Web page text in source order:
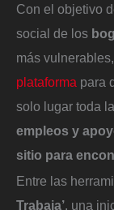
Con el objetivo
social de los
más vulnerables,
plataforma para
solo lugar toda
empleos y
sitio para
Entre las
Trabaja’ , una